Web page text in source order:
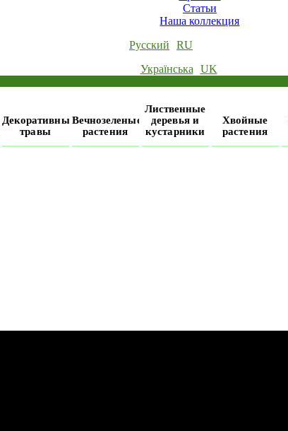
Статьи
Наша коллекция
Русский
RU
Українська
UK
Декоративные
травы
Вечнозеленые
растения
Лиственные
деревья и
кустарники
Хвойные
растения